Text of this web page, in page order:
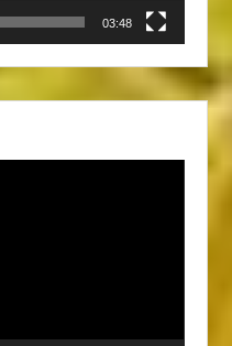
03:48